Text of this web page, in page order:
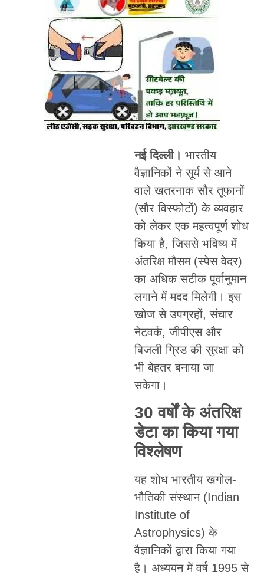
नई दिल्ली। भारतीय
वैज्ञानिकों ने सूर्य से आने
वाले खतरनाक सौर तूफानों
(सौर विस्फोटों) के व्यवहार
को लेकर एक महत्वपूर्ण शोध
किया है, जिससे भविष्य में
अंतरिक्ष मौसम (स्पेस वेदर)
का अधिक सटीक पूर्वानुमान
लगाने में मदद मिलेगी। इस
खोज से उपग्रहों, संचार
नेटवर्क, जीपीएस और
बिजली ग्रिड की सुरक्षा को
भी बेहतर बनाया जा
सकेगा।
30 वर्षों के अंतरिक्ष
डेटा का किया गया
विश्लेषण
यह शोध भारतीय खगोल-
भौतिकी संस्थान (Indian
Institute of
Astrophysics) के
वैज्ञानिकों द्वारा किया गया
है। अध्ययन में वर्ष 1995 से